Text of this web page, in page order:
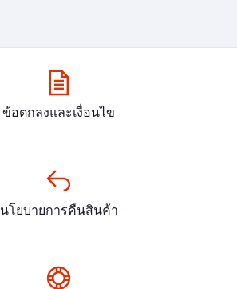
ข้อตกลงและเงื่อนไข
นโยบายการคืนสินค้า